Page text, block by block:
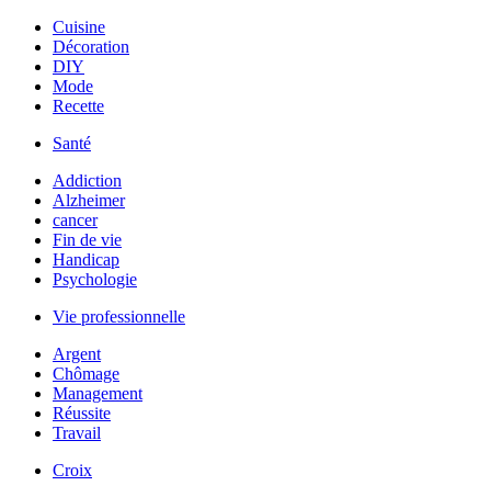
Cuisine
Décoration
DIY
Mode
Recette
Santé
Addiction
Alzheimer
cancer
Fin de vie
Handicap
Psychologie
Vie professionnelle
Argent
Chômage
Management
Réussite
Travail
Croix